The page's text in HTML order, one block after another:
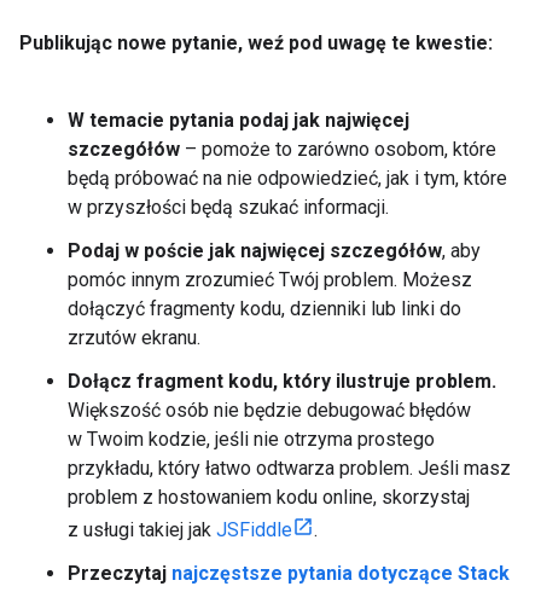
Publikując nowe pytanie, weź pod uwagę te kwestie:
W temacie pytania podaj jak najwięcej
szczegółów – pomoże to zarówno osobom, które
będą próbować na nie odpowiedzieć, jak i tym, które
w przyszłości będą szukać informacji.
Podaj w poście jak najwięcej szczegółów, aby
pomóc innym zrozumieć Twój problem. Możesz
dołączyć fragmenty kodu, dzienniki lub linki do
zrzutów ekranu.
Dołącz fragment kodu, który ilustruje problem.
Większość osób nie będzie debugować błędów
w Twoim kodzie, jeśli nie otrzyma prostego
przykładu, który łatwo odtwarza problem. Jeśli masz
problem z hostowaniem kodu online, skorzystaj
z usługi takiej jak JSFiddle
.
Przeczytaj najczęstsze pytania dotyczące Stack